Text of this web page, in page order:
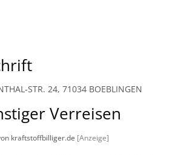
STR. 24, 71034 BOEBLINGEN
Verreisen
kraftstoffbilliger.de [Anzeige]